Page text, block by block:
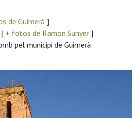
de Guimerà ]
[ + fotos de Ramon Sunyer ]
pel municipi de Guimerà